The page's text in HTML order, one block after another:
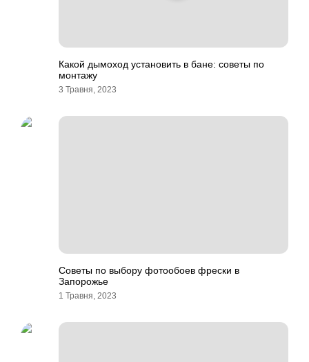
Какой дымоход установить в бане: советы по
монтажу
3 Травня, 2023
Советы по выбору фотообоев фрески в
Запорожье
1 Травня, 2023